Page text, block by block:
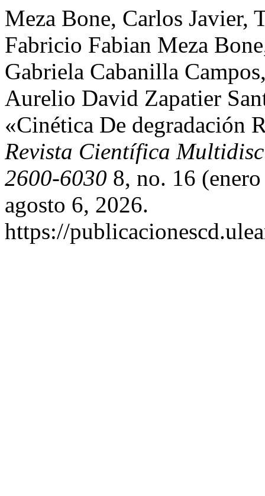
Meza Bone, Carlos Javier,
Fabricio Fabian Meza
Gabriela Cabanilla
Aurelio David Zapatier
«Cinética De degradación
Revista Científica
2600-6030 8, no. 16
agosto 6, 2026.
https://